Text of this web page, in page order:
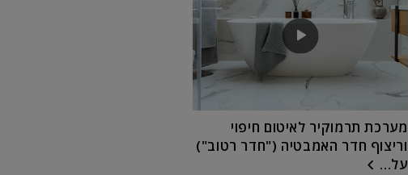
מערכת תרמוקיר לאיטום חיפוי
וריצוף חדר האמבטיה ("חדר רטוב")
על...